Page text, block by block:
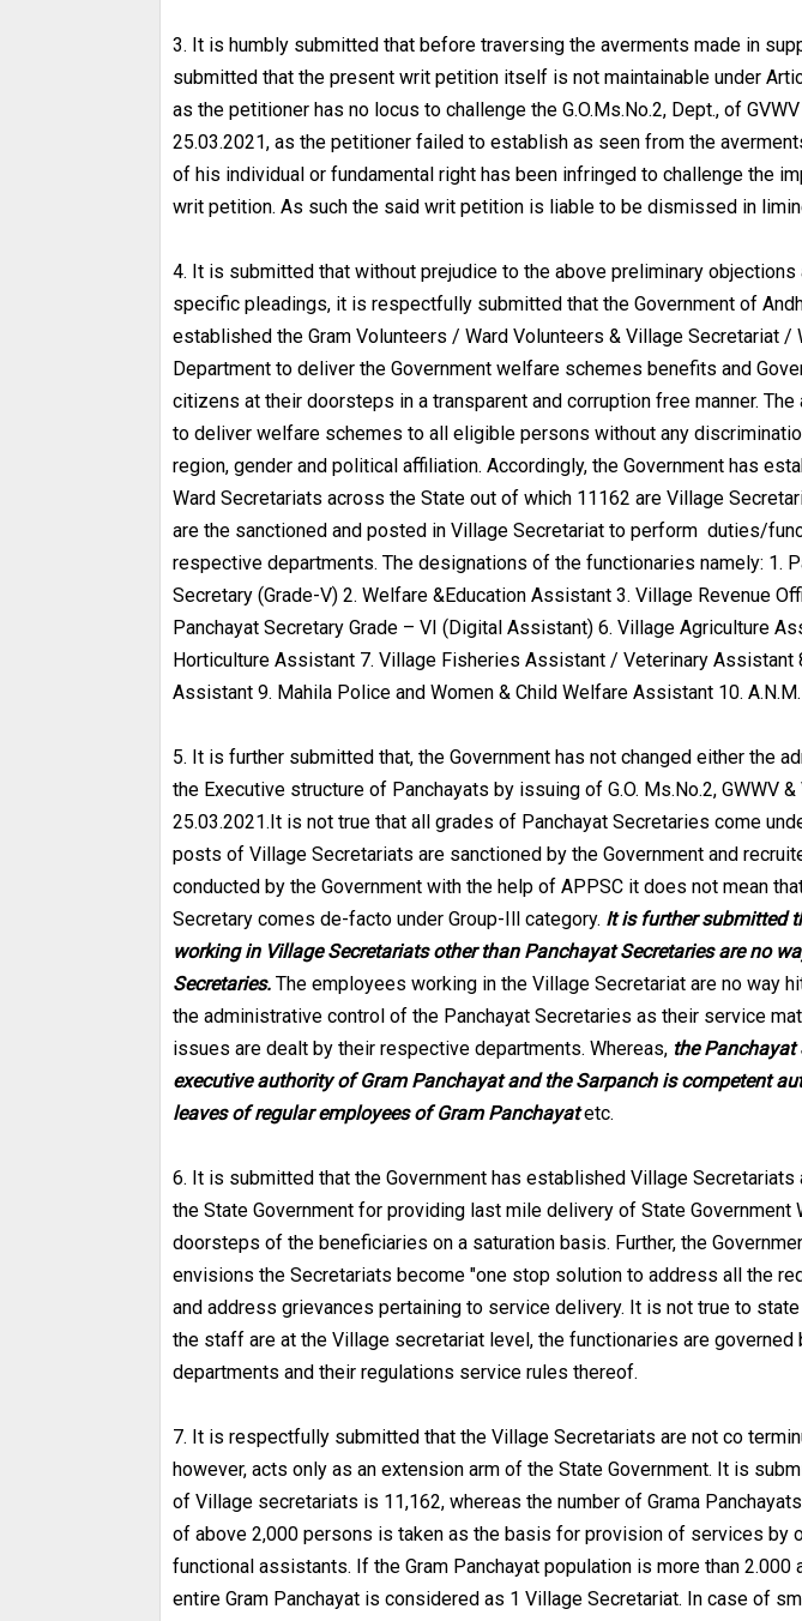
3. It is humbly submitted that before traversing the averments made in
submitted that the present writ petition itself is not maintainable under
as the petitioner has no locus to challenge the G.O.Ms.No.2, Dept., of
25.03.2021, as the petitioner failed to establish as seen from the
of his individual or fundamental right has been infringed to challenge the
writ petition. As such the said writ petition is liable to be dismissed in
4. It is submitted that without prejudice to the above preliminary objections
specific pleadings, it is respectfully submitted that the Government of
established the Gram Volunteers / Ward Volunteers & Village Secretariat /
Department to deliver the Government welfare schemes benefits and
citizens at their doorsteps in a transparent and corruption free manner.
to deliver welfare schemes to all eligible persons without any
region, gender and political affiliation. Accordingly, the Government has
Ward Secretariats across the State out of which 11162 are Village
are the sanctioned and posted in Village Secretariat to perform duties/
respective departments. The designations of the functionaries namely: 1.
Secretary (Grade-V) 2. Welfare &Education Assistant 3. Village Revenue
Panchayat Secretary Grade – VI (Digital Assistant) 6. Village Agriculture
Horticulture Assistant 7. Village Fisheries Assistant / Veterinary Assistant
Assistant 9. Mahila Police and Women & Child Welfare Assistant 10.
5. It is further submitted that, the Government has not changed either the
the Executive structure of Panchayats by issuing of G.O. Ms.No.2, GWWV
25.03.2021.It is not true that all grades of Panchayat Secretaries come
posts of Village Secretariats are sanctioned by the Government and
conducted by the Government with the help of APPSC it does not mean
Secretary comes de-facto under Group-Ill category. It is further submitted
working in Village Secretariats other than Panchayat Secretaries are no
Secretaries. The employees working in the Village Secretariat are no way
the administrative control of the Panchayat Secretaries as their service
issues are dealt by their respective departments. Whereas, the Panchayat
executive authority of Gram Panchayat and the Sarpanch is competent
leaves of regular employees of Gram Panchayatetc.
6. It is submitted that the Government has established Village Secretariats
the State Government for providing last mile delivery of State Government
doorsteps of the beneficiaries on a saturation basis. Further, the
envisions the Secretariats become "one stop solution to address all the
and address grievances pertaining to service delivery. It is not true to
the staff are at the Village secretariat level, the functionaries are
departments and their regulations service rules thereof.
7. It is respectfully submitted that the Village Secretariats are not co
however, acts only as an extension arm of the State Government. It is
of Village secretariats is 11,162, whereas the number of Grama
of above 2,000 persons is taken as the basis for provision of services by
functional assistants. If the Gram Panchayat population is more than 2.000
entire Gram Panchayat is considered as 1 Village Secretariat. In case of